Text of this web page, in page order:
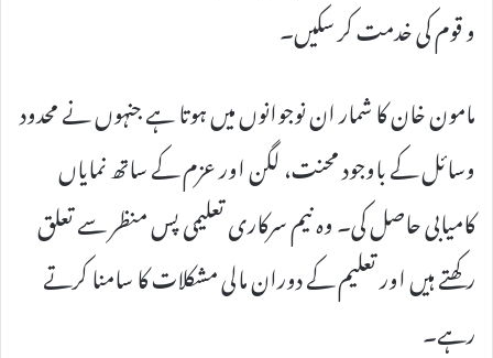
و قوم کی خدمت کر سکیں۔
مامون خان کا شمار ان نوجوانوں میں ہوتا ہے جنہوں نے محدود
وسائل کے باوجود محنت، لگن اور عزم کے ساتھ نمایاں
کامیابی حاصل کی۔ وہ نیم سرکاری تعلیمی پس منظر سے تعلق
رکھتے ہیں اور تعلیم کے دوران مالی مشکلات کا سامنا کرتے
رہے۔